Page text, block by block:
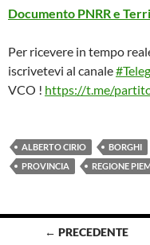
Documento PNRR e
Per ricevere in tempo
iscrivetevi al canale
VCO ! https://t.me/
ALBERTO CIRIO BORGHI
PROVINCIA
REGIONE
Navigazione
← PRECEDENTE